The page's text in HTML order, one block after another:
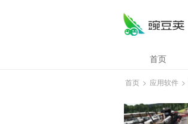
首页
首页 > 应用软件 >